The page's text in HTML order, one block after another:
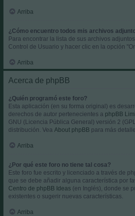
Arriba
¿Cómo encuentro todos mis archivos
Para encontrar la lista de sus archivos
Control de Usuario y hacer clic en la opción
Arriba
Acerca de phpBB
¿Quién programó este foro?
Esta aplicación (en su forma original) es
derechos de autor pertenecientes a phpBB
GNU (Licencia Pública General) versión 2
distribución. Vea About phpBB para más
Arriba
¿Por qué este foro no tiene tal cosa?
Este foro fue escrito y licenciado a través de
que se debe añadir alguna característica por
Centro de phpBB Ideas (en Inglés), donde se
existentes o sugerir nuevas características.
Arriba